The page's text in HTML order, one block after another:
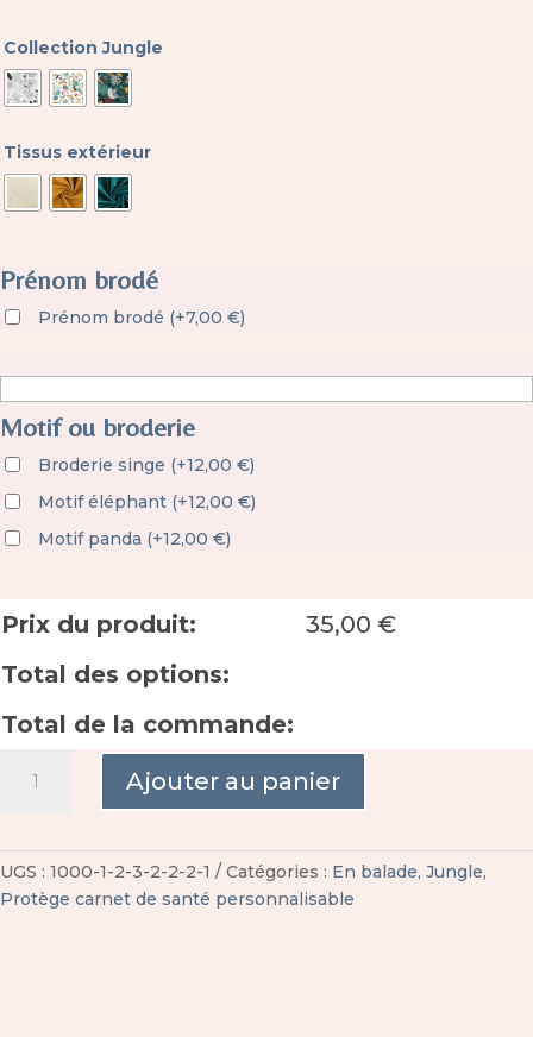
Collection Jungle
Tissus extérieur
Prénom brodé
Prénom brodé (+7,00 €)
Motif ou broderie
Broderie singe (+12,00 €)
Motif éléphant (+12,00 €)
Motif panda (+12,00 €)
Prix du produit: 35,00 €
Total des options:
Total de la commande:
de
santé
Ajouter au panier
UGS : 1000-1-2-3-2-2-2-1 Catégories : En balade, Jungle,
Protège carnet de santé personnalisable